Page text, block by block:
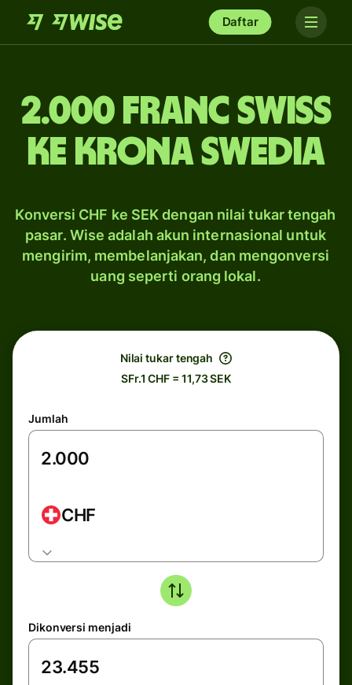
Daftar
2.000 franc Swiss
ke krona Swedia
Konversi CHF ke SEK dengan nilai tukar tengah
pasar. Wise adalah akun internasional untuk
mengirim, membelanjakan, dan mengonversi
uang seperti orang lokal.
Nilai tukar tengah
SFr.1 CHF = 11,73 SEK
Jumlah
CHF
Dikonversi menjadi